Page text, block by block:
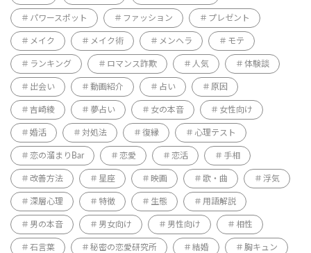
パワースポット ファッション プレゼント
メイク メイク術 メンヘラ モテ
ランキング ロマンス詐欺 人気 体験談
出会い 動画紹介 占い 原因
吉崎綾 夢占い 女の本音 女性向け
婚活 対処法 復縁 心理テスト
恋の溜まりBar 恋愛 恋活 手相
改善方法 星座 映画 歌・曲 浮気
深層心理 特徴 生態 用語解説
男の本音 男女向け 男性向け 相性
石言葉 秘密の恋愛研究所 結婚 胸キュン